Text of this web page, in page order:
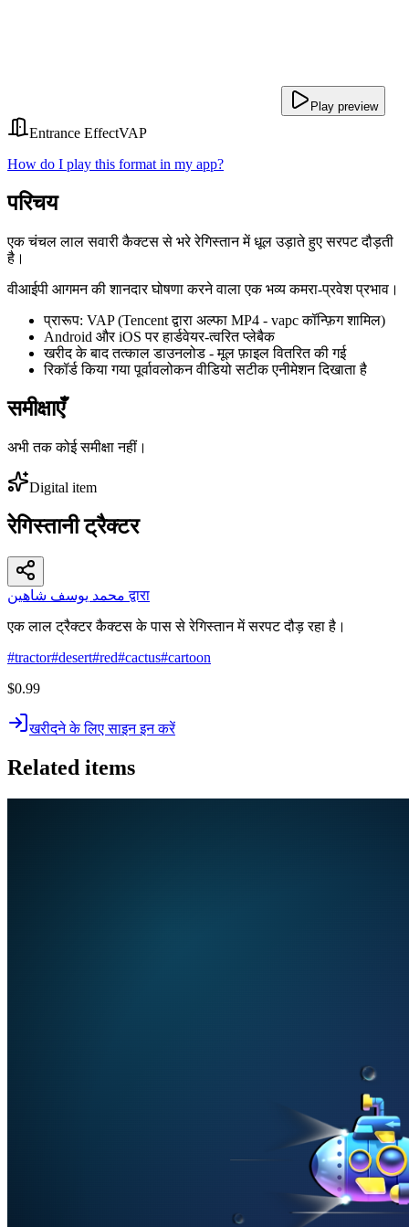
Play preview
Entrance EffectVAP
How do I play this format in my app?
परिचय
एक चंचल लाल सवारी कैक्टस से भरे रेगिस्तान में धूल उड़ाते हुए सरपट दौड़ती
है।
वीआईपी आगमन की शानदार घोषणा करने वाला एक भव्य कमरा-प्रवेश प्रभाव।
प्रारूप: VAP (Tencent द्वारा अल्फा MP4 - vapc कॉन्फ़िग शामिल)
Android और iOS पर हार्डवेयर-त्वरित प्लेबैक
खरीद के बाद तत्काल डाउनलोड - मूल फ़ाइल वितरित की गई
रिकॉर्ड किया गया पूर्वावलोकन वीडियो सटीक एनीमेशन दिखाता है
समीक्षाएँ
अभी तक कोई समीक्षा नहीं।
Digital item
रेगिस्तानी ट्रैक्टर
محمد يوسف شاهين द्वारा
एक लाल ट्रैक्टर कैक्टस के पास से रेगिस्तान में सरपट दौड़ रहा है।
#tractor#desert#red#cactus#cartoon
$0.99
खरीदने के लिए साइन इन करें
Related items